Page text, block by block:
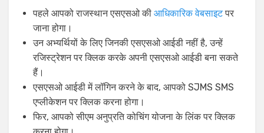
पहले आपको राजस्थान एसएसओ की आधिकारिक वेबसाइटपर
जाना होगा।
उन अभ्यर्थियों के लिए जिनकी एसएसओ आईडी नहीं है, उन्हें
रजिस्ट्रेशन पर क्लिक करके अपनी एसएसओ आईडी बना सकते
हैं।
एसएसओ आईडी में लॉगिन करने के बाद, आपको SJMS SMS
एप्लीकेशन पर क्लिक करना होगा।
फिर, आपको सीएम अनुप्रति कोचिंग योजना के लिंक पर क्लिक